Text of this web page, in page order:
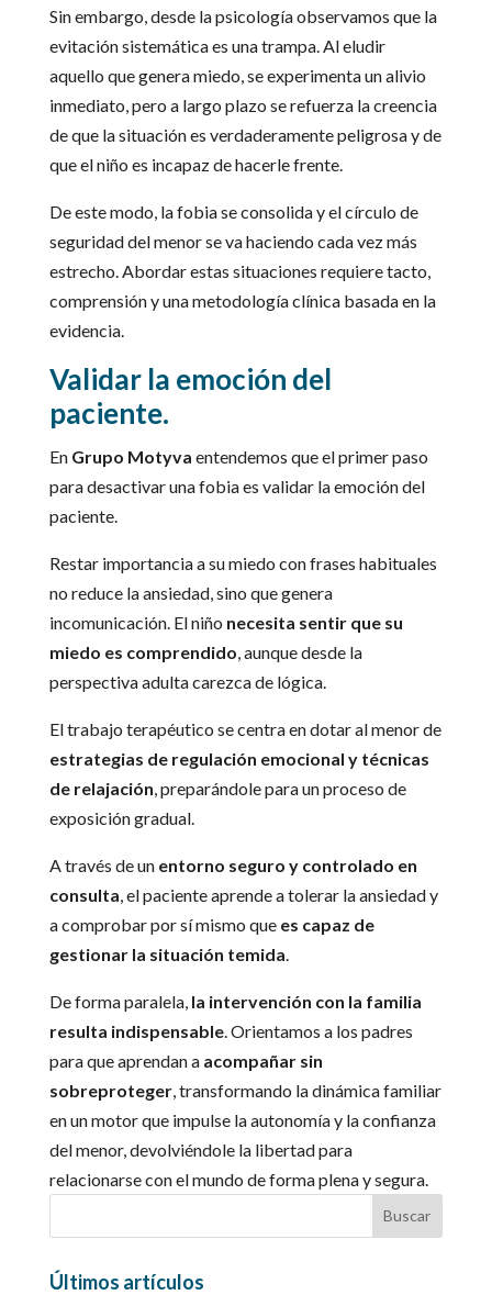
Sin embargo, desde la psicología observamos que la
evitación sistemática es una trampa. Al eludir
aquello que genera miedo, se experimenta un alivio
inmediato, pero a largo plazo se refuerza la creencia
de que la situación es verdaderamente peligrosa y de
que el niño es incapaz de hacerle frente.
De este modo, la fobia se consolida y el círculo de
seguridad del menor se va haciendo cada vez más
estrecho. Abordar estas situaciones requiere tacto,
comprensión y una metodología clínica basada en la
evidencia.
Validar la emoción del
paciente.
En Grupo Motyva entendemos que el primer paso
para desactivar una fobia es validar la emoción del
paciente.
Restar importancia a su miedo con frases habituales
no reduce la ansiedad, sino que genera
incomunicación. El niño necesita sentir que su
miedo es comprendido , aunque desde la
perspectiva adulta carezca de lógica.
El trabajo terapéutico se centra en dotar al menor de
estrategias de regulación emocional y técnicas
de relajación , preparándole para un proceso de
exposición gradual.
A través de un entorno seguro y controlado en
consulta , el paciente aprende a tolerar la ansiedad y
a comprobar por sí mismo que es capaz de
gestionar la situación temida
De forma paralela, la intervención con la familia
resulta indispensable. Orientamos a los padres
para que aprendan a acompañar sin
sobreproteger, transformando la dinámica familiar
en un motor que impulse la autonomía y la confianza
del menor, devolviéndole la libertad para
relacionarse con el mundo de forma plena y segura.
Últimos artículos